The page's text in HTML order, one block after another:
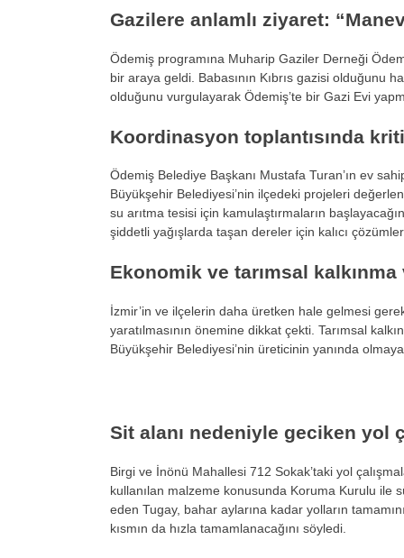
Gazilere anlamlı ziyaret:
Ödemiş programına Muharip Gaziler Derneği
bir araya geldi. Babasının Kıbrıs gazisi olduğunu
olduğunu vurgulayarak Ödemiş’te bir Gazi Evi
Koordinasyon toplantısında
Ödemiş Belediye Başkanı Mustafa Turan’ın ev
Büyükşehir Belediyesi’nin ilçedeki projeleri
su arıtma tesisi için kamulaştırmaların
şiddetli yağışlarda taşan dereler için kalıcı çözümler
Ekonomik ve tarımsal
İzmir’in ve ilçelerin daha üretken hale gelmesi
yaratılmasının önemine dikkat çekti. Tarımsal
Büyükşehir Belediyesi’nin üreticinin yanında
Sit alanı nedeniyle geciken yol
Birgi ve İnönü Mahallesi 712 Sokak’taki yol
kullanılan malzeme konusunda Koruma Kurulu ile
eden Tugay, bahar aylarına kadar yolların
kısmın da hızla tamamlanacağını söyledi.